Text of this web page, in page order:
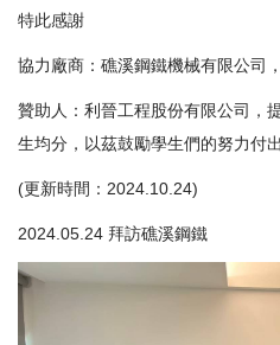
特此感謝
協力廠商：礁溪鋼鐵機械有限公司
贊助人：利晉工程股份有限公司，
生均分，以茲鼓勵學生們的努力付出
(更新時間：2024.10.24)
2024.05.24 拜訪礁溪鋼鐵